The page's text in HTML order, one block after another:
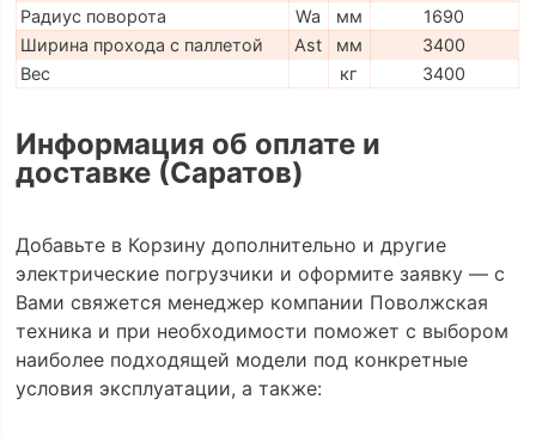
Радиус поворота
Wa мм
1690
Ширина прохода с паллетой
Ast мм
3400
Вес
кг 3400
Информация об оплате и
доставке (Саратов)
Добавьте в Корзину дополнительно и другие
электрические погрузчики и оформите заявку — с
Вами свяжется менеджер компании Поволжская
техника и при необходимости поможет с выбором
наиболее подходящей модели под конкретные
условия эксплуатации, а также: